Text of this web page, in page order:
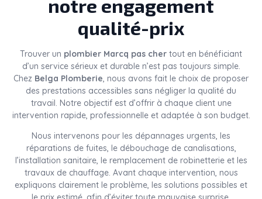
notre engagement
qualité-prix
Trouver un plombier Marcq pas cher tout en bénéficiant
d’un service sérieux et durable n’est pas toujours simple.
Chez Belga Plomberie , nous avons fait le choix de proposer
des prestations accessibles sans négliger la qualité du
travail. Notre objectif est d’offrir à chaque client une
intervention rapide, professionnelle et adaptée à son budget.
Nous intervenons pour les dépannages urgents, les
réparations de fuites, le débouchage de canalisations,
l’installation sanitaire, le remplacement de robinetterie et les
travaux de chauffage. Avant chaque intervention, nous
expliquons clairement le problème, les solutions possibles et